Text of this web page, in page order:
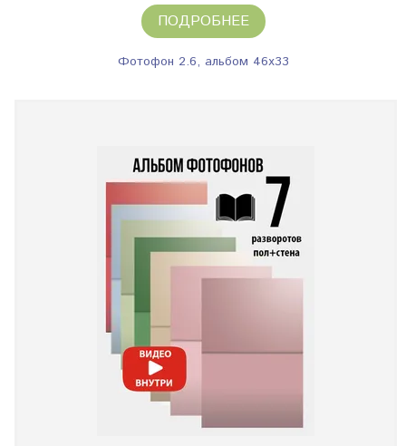
ПОДРОБНЕЕ
Фотофон 2.6, альбом 46х33